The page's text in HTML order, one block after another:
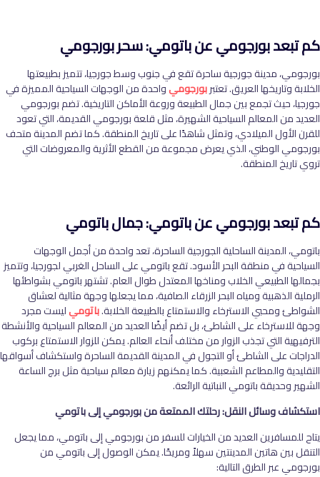
كم تبعد بورجومي عن باتومي: سحر بورجومي
بورجومي، مدينة جورجية ساحرة تقع في جنوب وسط جورجيا، تتميز بطبيعتها
الخلابة وتاريخها العريق. تعتبربورجوميواحدة من الوجهات السياحية المميزة في
جورجيا، حيث تجمع بين جمال الطبيعة وروعة الأماكن التاريخية. تضم بورجومي
العديد من المعالم السياحية الشهيرة، مثل قلعة بورجومي القديمة، التي تعود
للقرن الأول الميلادي، وتمثل شاهدًا على تاريخ المنطقة. كما تضم المدينة متحف
بورجومي الوطني، الذي يعرض مجموعة من القطع الأثرية والمعروضات التي
تروي تاريخ المنطقة.
كم تبعد بورجومي عن باتومي: جمال باتومي
باتومي، المدينة الساحلية الجورجية الساحرة، تعد واحدة من أجمل الوجهات
السياحية في منطقة البحر الأسود. تقع باتومي على الساحل الغربي لجورجيا، وتتميز
بجمالها الطبيعي الخلاب ومناخها المعتدل طوال العام. تشتهر باتومي بشواطئها
الرملية الذهبية ومياه البحر الزرقاء الصافية، مما يجعلها وجهة مثالية لعشاق
الشواطئ ومحبي الاسترخاء والاستمتاع بالطبيعة الخلابة.باتوميليست مجرد
وجهة للاسترخاء على الشاطئ، بل تضم أيضًا العديد من المعالم السياحية والأنشطة
الترفيهية التي تجذب الزوار من مختلف أنحاء العالم. يمكن للزوار الاستمتاع بركوب
الدراجات على الشاطئ أو التجول في المدينة القديمة الساحرة واستكشاف أسواقها
التقليدية والمطاعم الشعبية. كما يمكنهم زيارة معالم سياحية مثل برج الساعة
الشهير وحديقة باتومي النباتية الرائعة.
استكشاف وسائل النقل: رحلتك الممتعة من بورجومي إلى باتومي
يتاح للمسافرين العديد من الخيارات للسفر من بورجومي إلى باتومي، مما يجعل
التنقل بين هاتين المدينتين سهلاً ومريحًا. يمكن الوصول إلى باتومي من
بورجومي عبر الطرق التالية: